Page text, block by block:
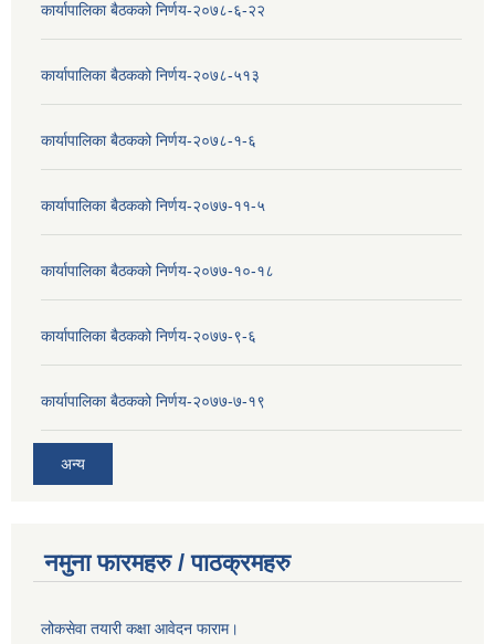
कार्यापालिका बैठकको निर्णय-२०७८-६-२२
कार्यापालिका बैठकको निर्णय-२०७८-५१३
कार्यापालिका बैठकको निर्णय-२०७८-१-६
कार्यापालिका बैठकको निर्णय-२०७७-११-५
कार्यापालिका बैठकको निर्णय-२०७७-१०-१८
कार्यापालिका बैठकको निर्णय-२०७७-९-६
कार्यापालिका बैठकको निर्णय-२०७७-७-१९
अन्य
नमुना फारमहरु / पाठक्रमहरु
लोकसेवा तयारी कक्षा आवेदन फाराम।